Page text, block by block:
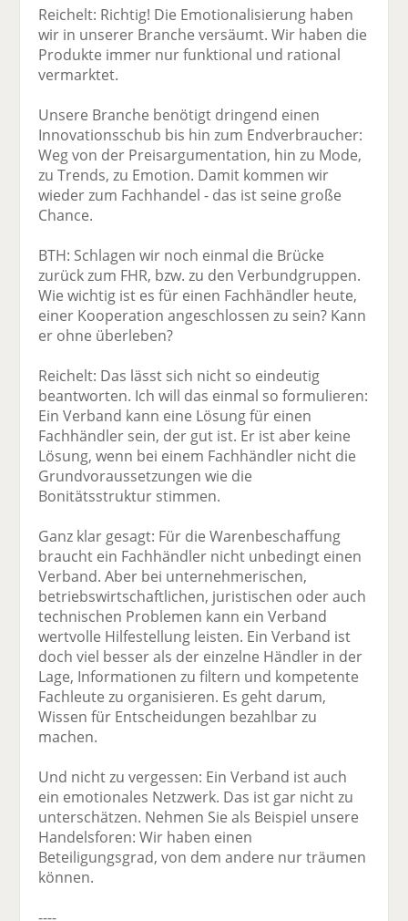
Reichelt: Richtig! Die Emotionalisierung haben
wir in unserer Branche versäumt. Wir haben die
Produkte immer nur funktional und rational
vermarktet.
Unsere Branche benötigt dringend einen
Innovationsschub bis hin zum Endverbraucher:
Weg von der Preisargumentation, hin zu Mode,
zu Trends, zu Emotion. Damit kommen wir
wieder zum Fachhandel - das ist seine große
Chance.
BTH: Schlagen wir noch einmal die Brücke
zurück zum FHR, bzw. zu den Verbundgruppen.
Wie wichtig ist es für einen Fachhändler heute,
einer Kooperation angeschlossen zu sein? Kann
er ohne überleben?
Reichelt: Das lässt sich nicht so eindeutig
beantworten. Ich will das einmal so formulieren:
Ein Verband kann eine Lösung für einen
Fachhändler sein, der gut ist. Er ist aber keine
Lösung, wenn bei einem Fachhändler nicht die
Grundvoraussetzungen wie die
Bonitätsstruktur stimmen.
Ganz klar gesagt: Für die Warenbeschaffung
braucht ein Fachhändler nicht unbedingt einen
Verband. Aber bei unternehmerischen,
betriebswirtschaftlichen, juristischen oder auch
technischen Problemen kann ein Verband
wertvolle Hilfestellung leisten. Ein Verband ist
doch viel besser als der einzelne Händler in der
Lage, Informationen zu filtern und kompetente
Fachleute zu organisieren. Es geht darum,
Wissen für Entscheidungen bezahlbar zu
machen.
Und nicht zu vergessen: Ein Verband ist auch
ein emotionales Netzwerk. Das ist gar nicht zu
unterschätzen. Nehmen Sie als Beispiel unsere
Handelsforen: Wir haben einen
Beteiligungsgrad, von dem andere nur träumen
können.